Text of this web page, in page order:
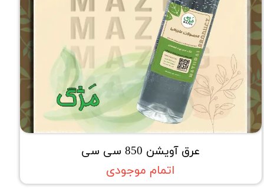
عرق آویشن 850 سی سی
اتمام موجودی